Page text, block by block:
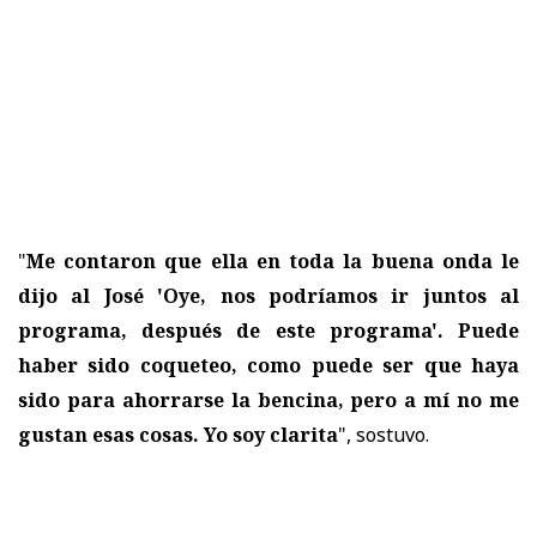
"Me contaron que ella en toda la buena onda le
dijo al José 'Oye, nos podríamos ir juntos al
programa, después de este programa'. Puede
haber sido coqueteo, como puede ser que haya
sido para ahorrarse la bencina, pero a mí no me
gustan esas cosas. Yo soy clarita", sostuvo.